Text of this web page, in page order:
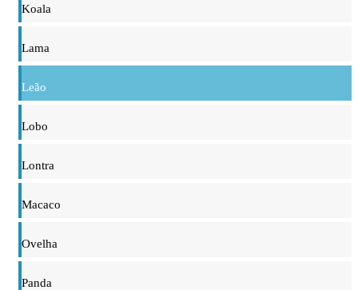
Koala
Lama
Leão
Lobo
Lontra
Macaco
Ovelha
Panda